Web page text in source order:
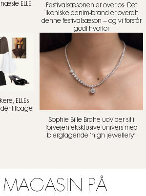
ELLE
Festivalsæsonen er over os: Det
ikoniske denim-brand er overalt
denne festivalsæson – og vi forstår
godt hvorfor
ELLEs
tilbage
Sophie Bille Brahe udvider sit i
forvejen eksklusive univers med
bjergtagende ‘high jewellery’
MAGASIN PÅ